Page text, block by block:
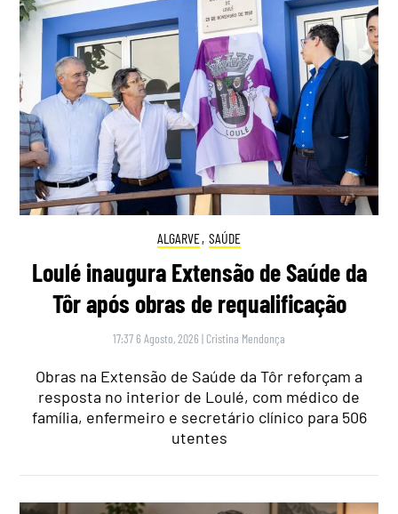
ALGARVE, SAÚDE
Loulé inaugura Extensão de Saúde da
Tôr após obras de requalificação
17:37 6 Agosto, 2026 | Cristina Mendonça
Obras na Extensão de Saúde da Tôr reforçam a
resposta no interior de Loulé, com médico de
família, enfermeiro e secretário clínico para 506
utentes